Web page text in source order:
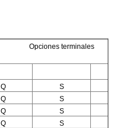
Opciones terminales
Q
S
Q
S
Q
S
Q
S